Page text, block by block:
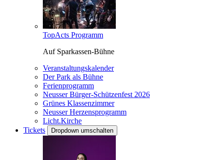
TopActs Programm
Auf Sparkassen-Bühne
Veranstaltungskalender
Der Park als Bühne
Ferienprogramm
Neusser Bürger-Schützenfest 2026
Grünes Klassenzimmer
Neusser Herzensprogramm
Licht.Kirche
Tickets
Dropdown umschalten